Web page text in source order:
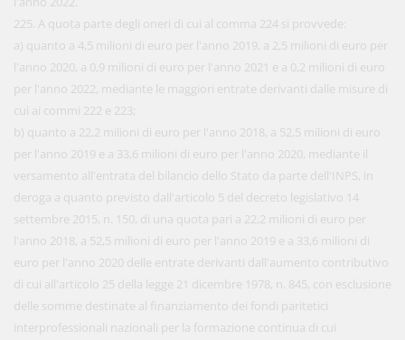
225. A quota parte degli oneri di cui al comma 224 si provvede:
a) quanto a 4,5 milioni di euro per l'anno 2019, a 2,5 milioni di euro per
l'anno 2020, a 0,9 milioni di euro per l'anno 2021 e a 0,2 milioni di euro
per l'anno 2022, mediante le maggiori entrate derivanti dalle misure di
cui ai commi 222 e 223;
b) quanto a 22,2 milioni di euro per l'anno 2018, a 52,5 milioni di euro
per l'anno 2019 e a 33,6 milioni di euro per l'anno 2020, mediante il
versamento all'entrata del bilancio dello Stato da parte dell'INPS, in
deroga a quanto previsto dall'articolo 5 del decreto legislativo 14
settembre 2015, n. 150, di una quota pari a 22,2 milioni di euro per
l'anno 2018, a 52,5 milioni di euro per l'anno 2019 e a 33,6 milioni di
euro per l'anno 2020 delle entrate derivanti dall'aumento contributivo
di cui all'articolo 25 della legge 21 dicembre 1978, n. 845, con esclusione
delle somme destinate al finanziamento dei fondi paritetici
interprofessionali nazionali per la formazione continua di cui